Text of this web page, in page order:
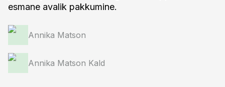
esmane avalik pakkumine.
Annika Matson
Annika Matson Kald